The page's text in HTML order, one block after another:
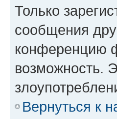
Только
сообщения
конференцию
возможность.
Вернуться к